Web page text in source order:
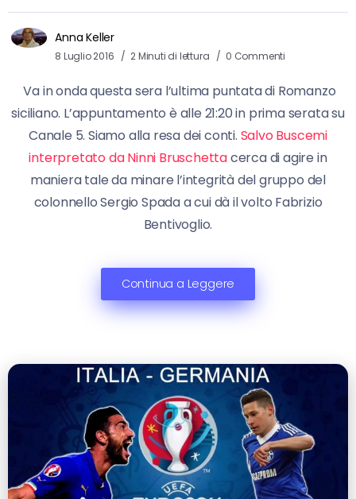
Anna Keller
8 Luglio 2016 2 Minuti di lettura 0 Commenti
Va in onda questa sera l’ultima puntata di Romanzo
siciliano. L’appuntamento è alle 21:20 in prima serata su
Canale 5. Siamo alla resa dei conti. Salvo Buscemi
interpretato da Ninni Bruschettacerca di agire in
maniera tale da minare l’integrità del gruppo del
colonnello Sergio Spada a cui dà il volto Fabrizio
Bentivoglio.
Continua a Leggere